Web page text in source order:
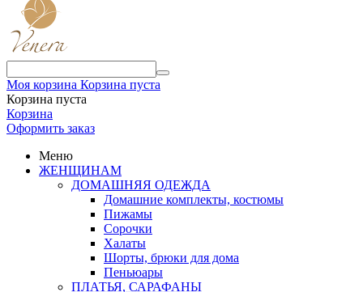
Моя корзина Корзина пуста
Корзина пуста
Корзина
Оформить заказ
Меню
ЖЕНЩИНАМ
ДОМАШНЯЯ ОДЕЖДА
Домашние комплекты, костюмы
Пижамы
Сорочки
Халаты
Шорты, брюки для дома
Пеньюары
ПЛАТЬЯ, САРАФАНЫ